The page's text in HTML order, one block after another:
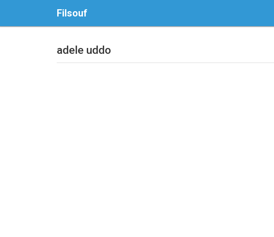
Filsouf
adele uddo